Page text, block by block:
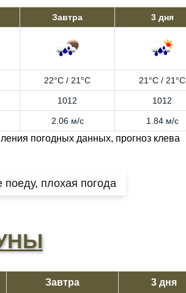
Завтра 3 дня
22°C / 21°C 21°C / 21°C
1012 1012
2.06 м/с 1.84 м/с
погодных данных, прогноз клева
поеду, плохая погода
Завтра 3 дня